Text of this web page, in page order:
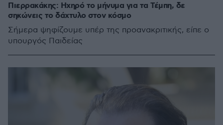
Πιερρακάκης: Hχηρό το μήνυμα για τα Τέμπη, δε
σηκώνεις το δάχτυλο στον κόσμο
Σήμερα ψηφίζουμε υπέρ της προανακριτικής, είπε ο
υπουργός Παιδείας